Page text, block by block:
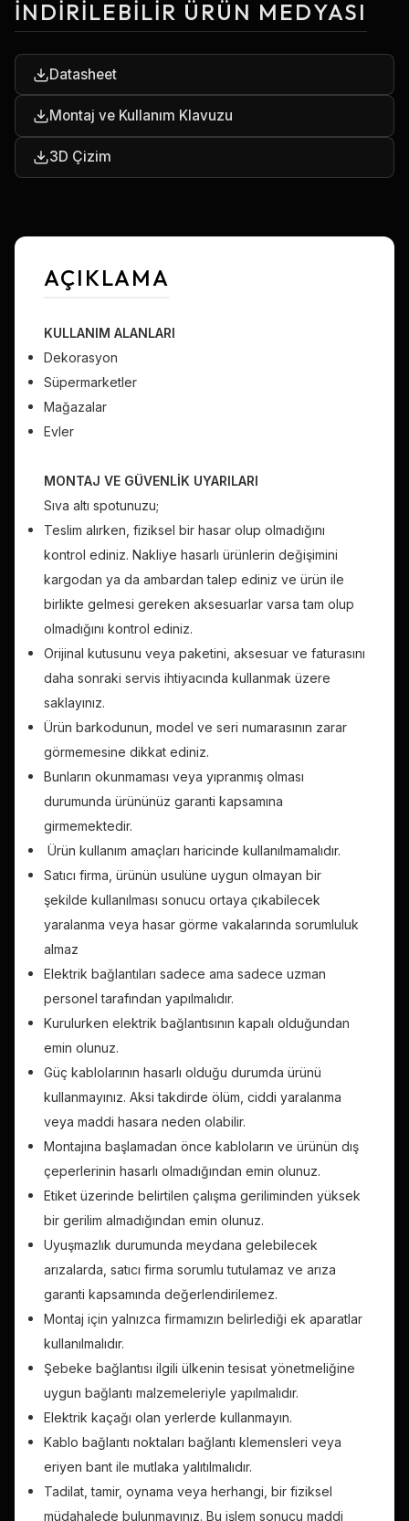
İNDIRILEBILIR ÜRÜN MEDYASI
Datasheet
Montaj ve Kullanım Klavuzu
3D Çizim
AÇIKLAMA
KULLANIM ALANLARI
Dekorasyon
Süpermarketler
Mağazalar
Evler
MONTAJ VE GÜVENLİK UYARILARI
Sıva altı spotunuzu;
Teslim alırken, fiziksel bir hasar olup olmadığını
kontrol ediniz. Nakliye hasarlı ürünlerin değişimini
kargodan ya da ambardan talep ediniz ve ürün ile
birlikte gelmesi gereken aksesuarlar varsa tam olup
olmadığını kontrol ediniz.
Orijinal kutusunu veya paketini, aksesuar ve faturasını
daha sonraki servis ihtiyacında kullanmak üzere
saklayınız.
Ürün barkodunun, model ve seri numarasının zarar
görmemesine dikkat ediniz.
Bunların okunmaması veya yıpranmış olması
durumunda ürününüz garanti kapsamına
girmemektedir.
Ürün kullanım amaçları haricinde kullanılmamalıdır.
Satıcı firma, ürünün usulüne uygun olmayan bir
şekilde kullanılması sonucu ortaya çıkabilecek
yaralanma veya hasar görme vakalarında sorumluluk
almaz
Elektrik bağlantıları sadece ama sadece uzman
personel tarafından yapılmalıdır.
Kurulurken elektrik bağlantısının kapalı olduğundan
emin olunuz.
Güç kablolarının hasarlı olduğu durumda ürünü
kullanmayınız. Aksi takdirde ölüm, ciddi yaralanma
veya maddi hasara neden olabilir.
Montajına başlamadan önce kabloların ve ürünün dış
çeperlerinin hasarlı olmadığından emin olunuz.
Etiket üzerinde belirtilen çalışma geriliminden yüksek
bir gerilim almadığından emin olunuz.
Uyuşmazlık durumunda meydana gelebilecek
arızalarda, satıcı firma sorumlu tutulamaz ve arıza
garanti kapsamında değerlendirilemez.
Montaj için yalnızca firmamızın belirlediği ek aparatlar
kullanılmalıdır.
Şebeke bağlantısı ilgili ülkenin tesisat yönetmeliğine
uygun bağlantı malzemeleriyle yapılmalıdır.
Elektrik kaçağı olan yerlerde kullanmayın.
Kablo bağlantı noktaları bağlantı klemensleri veya
eriyen bant ile mutlaka yalıtılmalıdır.
Tadilat, tamir, oynama veya herhangi, bir fiziksel
müdahalede bulunmayınız. Bu işlem sonucu maddi